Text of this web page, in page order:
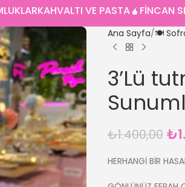
KAHVALTI VE PASTA🧉FINCAN
Ana Sayfa 🍽️
3’Lü
₺1.400,00 ₺
HERHANGİ BİR